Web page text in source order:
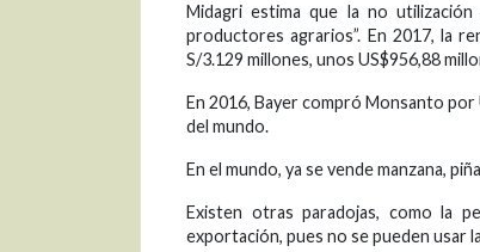
Midagri estima que la no
productores agrarios”. En 2017, la
S/3.129 millones, unos US$956,88
En 2016, Bayer compró Monsanto por
del mundo.
En el mundo, ya se vende manzana,
Existen otras paradojas, como la
exportación, pues no se pueden usar